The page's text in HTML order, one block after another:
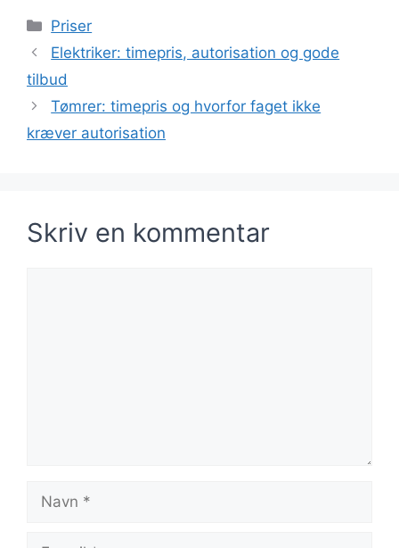
Kategorier
Priser
Elektriker: timepris, autorisation og gode
tilbud
Tømrer: timepris og hvorfor faget ikke
kræver autorisation
Skriv en kommentar
Navn